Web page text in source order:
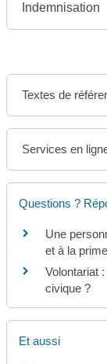
Indemnisation
Textes de
Services en
Questions ?
Une
et à la
Volontariat
civique ?
Et aussi